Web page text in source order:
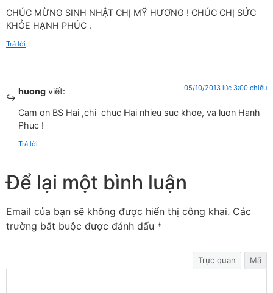
CHÚC MỪNG SINH NHẬT CHỊ MỸ HƯƠNG ! CHÚC CHỊ SỨC
KHỎE HẠNH PHÚC .
Trả lời
huong viết: 05/10/2013 lúc 3:00 chiều
Cam on BS Hai ,chi chuc Hai nhieu suc khoe, va luon Hanh
Phuc !
Trả lời
Để lại một bình luận
Email của bạn sẽ không được hiển thị công khai. Các
trường bắt buộc được đánh dấu *
Trực quan Mã